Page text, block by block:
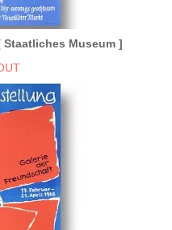
Museum ]